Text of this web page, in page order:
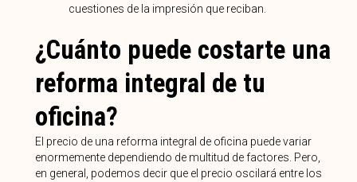
cuestiones de la impresión que reciban.
¿Cuánto puede costarte una
reforma integral de tu
oficina?
El precio de una reforma integral de oficina puede variar
enormemente dependiendo de multitud de factores. Pero,
en general, podemos decir que el precio oscilará entre los